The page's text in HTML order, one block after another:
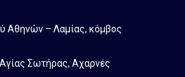
Αθηνών – Λαμίας, κόμβος
Σωτήρας, Αχαρνές